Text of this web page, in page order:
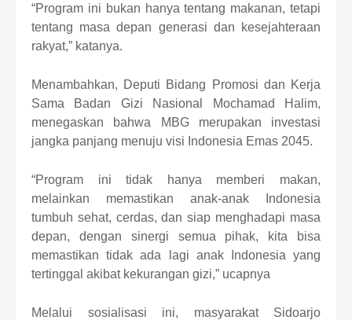
“Program ini bukan hanya tentang makanan, tetapi
tentang masa depan generasi dan kesejahteraan
rakyat,” katanya.
Menambahkan, Deputi Bidang Promosi dan Kerja
Sama Badan Gizi Nasional Mochamad Halim,
menegaskan bahwa MBG merupakan investasi
jangka panjang menuju visi Indonesia Emas 2045.
“Program ini tidak hanya memberi makan,
melainkan memastikan anak-anak Indonesia
tumbuh sehat, cerdas, dan siap menghadapi masa
depan, dengan sinergi semua pihak, kita bisa
memastikan tidak ada lagi anak Indonesia yang
tertinggal akibat kekurangan gizi,” ucapnya
Melalui sosialisasi ini, masyarakatSidoarjo